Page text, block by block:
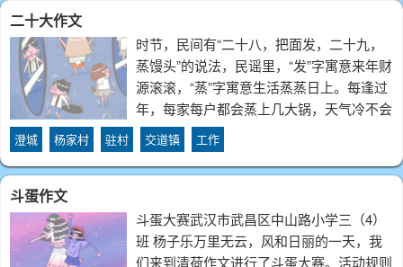
二十大作文
时节，民间有“二十八，把面发，二十九，
蒸馒头”的说法，民谣里，“发”字寓意来年财
源滚滚，“蒸”字寓意生活蒸蒸日上。每逢过
年，每家每户都会蒸上几大锅，天气冷不会
发霉，这便成了农村人过冬的主食。每到这
个时节是母亲最累的时候，母亲会早早准备
好几垛柴草，提前发好面，天还不亮就开
澄城 杨家村 驻村 交道镇 工作
斗蛋作文
斗蛋大赛武汉市武昌区中山路小学三（4）
班 杨子乐万里无云，风和日丽的一天，我
们来到清荷作文进行了斗蛋大赛。活动规则